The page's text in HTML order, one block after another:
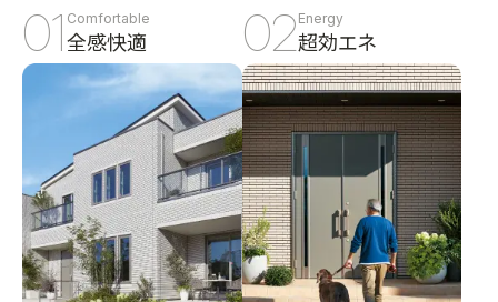
01 Comfortable
全感快適 02Energy
超効エネ